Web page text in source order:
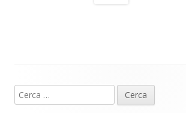
piè
Ricerca
per: